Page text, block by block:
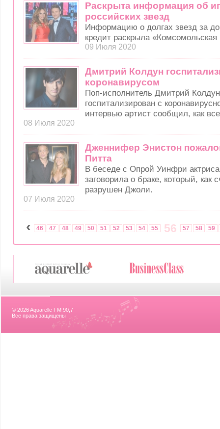
Раскрыта информация об
российских звезд
Информацию о долгах звезд за
кредит раскрыла «Комсомольская
09 Июля 2020
Дмитрий Колдун
коронавирусом
Поп-исполнитель Дмитрий
госпитализирован с
интервью артист сообщил, как
08 Июля 2020
Дженнифер Энистон
Питта
В беседе с Опрой Уинфри
заговорила о браке, который, как
разрушен Джоли.
07 Июля 2020
‹ 46 47 48 49 50 51 52 53 54 55 56 57 58 59
© 2026 Aquarelle FM 90,7
Все права защищены